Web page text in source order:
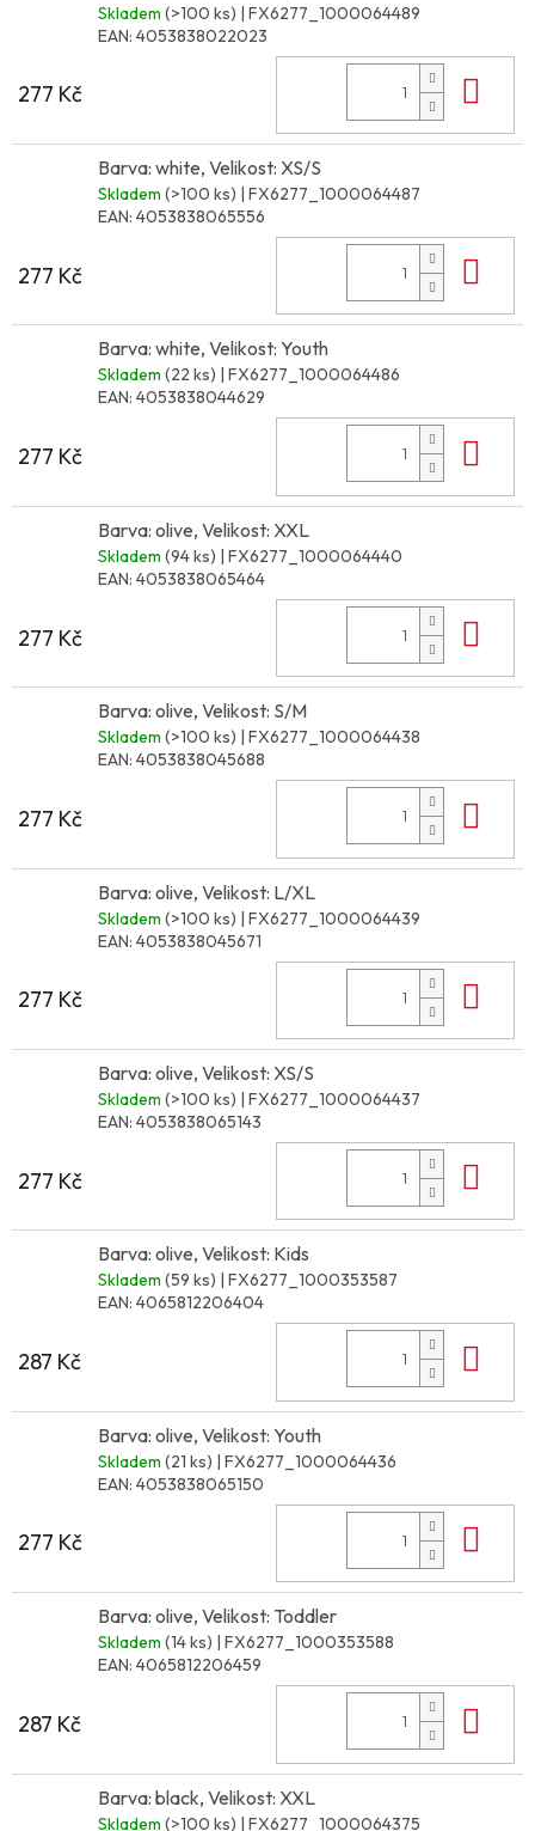
Skladem (>100 ks) | FX6277_1000064489
EAN: 4053838022023
277 Kč
Barva: white, Velikost: XS/S
Skladem (>100 ks) | FX6277_1000064487
EAN: 4053838065556
277 Kč
Barva: white, Velikost: Youth
Skladem (22 ks) | FX6277_1000064486
EAN: 4053838044629
277 Kč
Barva: olive, Velikost: XXL
Skladem (94 ks) | FX6277_1000064440
EAN: 4053838065464
277 Kč
Barva: olive, Velikost: S/M
Skladem (>100 ks) | FX6277_1000064438
EAN: 4053838045688
277 Kč
Barva: olive, Velikost: L/XL
Skladem (>100 ks) | FX6277_1000064439
EAN: 4053838045671
277 Kč
Barva: olive, Velikost: XS/S
Skladem (>100 ks) | FX6277_1000064437
EAN: 4053838065143
277 Kč
Barva: olive, Velikost: Kids
Skladem (59 ks) | FX6277_1000353587
EAN: 4065812206404
287 Kč
Barva: olive, Velikost: Youth
Skladem (21 ks) | FX6277_1000064436
EAN: 4053838065150
277 Kč
Barva: olive, Velikost: Toddler
Skladem (14 ks) | FX6277_1000353588
EAN: 4065812206459
287 Kč
Barva: black, Velikost: XXL
Skladem (>100 ks) | FX6277_1000064375